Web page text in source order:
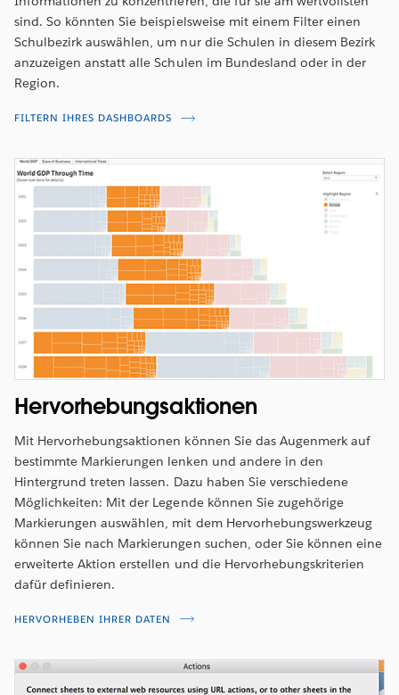
sind. So könnten Sie beispielsweise mit einem Filter einen
Schulbezirk auswählen, um nur die Schulen in diesem Bezirk
anzuzeigen anstatt alle Schulen im Bundesland oder in der
Region.
FILTERN IHRES DASHBOARDS
Hervorhebungsaktionen
Mit Hervorhebungsaktionen können Sie das Augenmerk auf
bestimmte Markierungen lenken und andere in den
Hintergrund treten lassen. Dazu haben Sie verschiedene
Möglichkeiten: Mit der Legende können Sie zugehörige
Markierungen auswählen, mit dem Hervorhebungswerkzeug
können Sie nach Markierungen suchen, oder Sie können eine
erweiterte Aktion erstellen und die Hervorhebungskriterien
dafür definieren.
HERVORHEBEN IHRER DATEN